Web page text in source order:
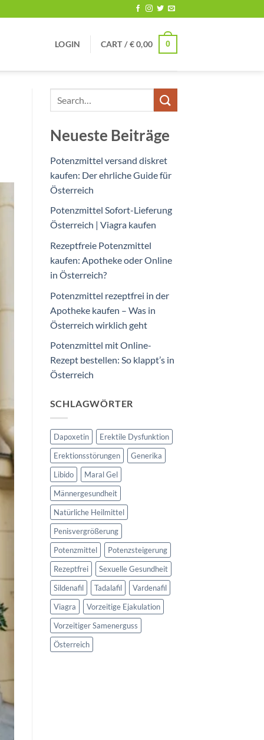
LOGIN CART /€0,00 0
Neueste Beiträge
Potenzmittel versand diskret
kaufen: Der ehrliche Guide für
Österreich
Potenzmittel Sofort-Lieferung
Österreich | Viagra kaufen
Rezeptfreie Potenzmittel
kaufen: Apotheke oder Online
in Österreich?
Potenzmittel rezeptfrei in der
Apotheke kaufen – Was in
Österreich wirklich geht
Potenzmittel mit Online-
Rezept bestellen: So klappt’s in
Österreich
SCHLAGWÖRTER
Dapoxetin
Erektile Dysfunktion
Erektionsstörungen
Generika
Libido
Maral Gel
Männergesundheit
Natürliche Heilmittel
Penisvergrößerung
Potenzmittel
Potenzsteigerung
Rezeptfrei
Sexuelle Gesundheit
Sildenafil
Tadalafil
Vardenafil
Viagra
Vorzeitige Ejakulation
Vorzeitiger Samenerguss
Österreich